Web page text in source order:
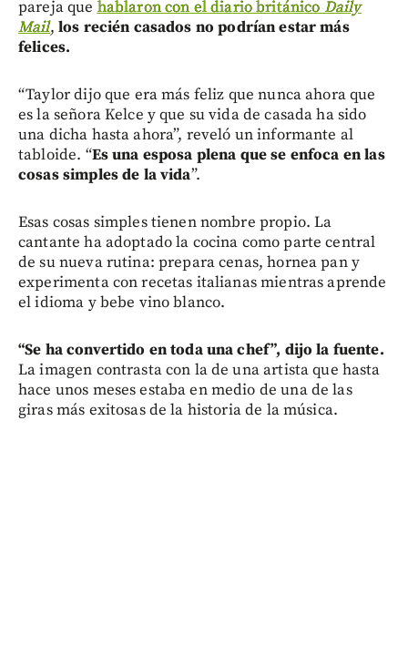
pareja que hablaron con el diario británico Daily
Mail, los recién casados no podrían estar más
felices.
“Taylor dijo que era más feliz que nunca ahora que
es la señora Kelce y que su vida de casada ha sido
una dicha hasta ahora”, reveló un informante al
tabloide. “Es una esposa plena que se enfoca en las
cosas simples de la vida”.
Esas cosas simples tienen nombre propio. La
cantante ha adoptado la cocina como parte central
de su nueva rutina: prepara cenas, hornea pan y
experimenta con recetas italianas mientras aprende
el idioma y bebe vino blanco.
“Se ha convertido en toda una chef”, dijo la fuente.
La imagen contrasta con la de una artista que hasta
hace unos meses estaba en medio de una de las
giras más exitosas de la historia de la música.